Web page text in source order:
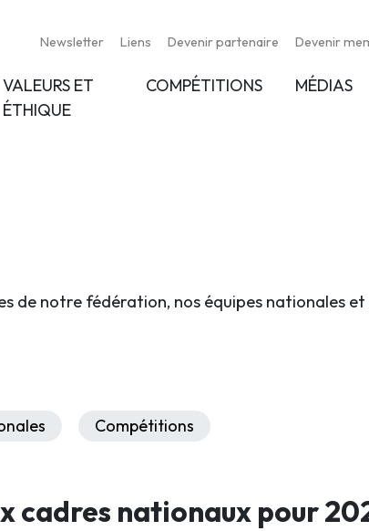
Newsletter Liens Devenir partenaire Devenir
VALEURS ET
ÉTHIQUE
COMPÉTITIONS MÉDIAS
de notre fédération, nos équipes nationales et
Compétitions
cadres nationaux pour